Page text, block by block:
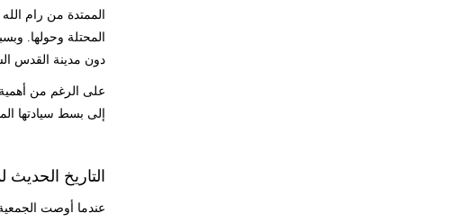
الممتدة من رام
المحتلة وحولها.
دون مدينة القدس
إلى بسط سيادتها
التاريخ